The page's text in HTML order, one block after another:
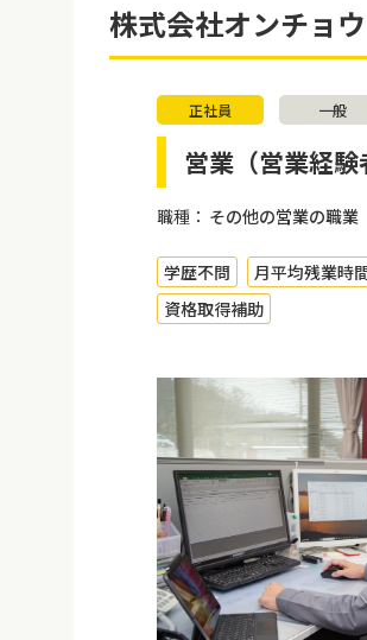
株式会社オンチョウ
正社員 一般
営業（営業経
職種： その他の営業の職業
学歴不問 月平均残業時
資格取得補助